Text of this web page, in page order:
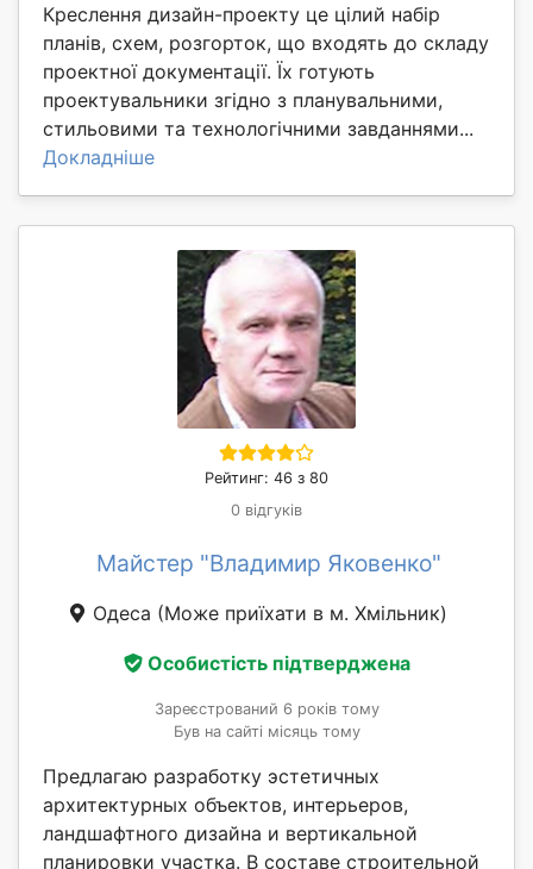
Креслення дизайн-проекту це цілий набір
планів, схем, розгорток, що входять до складу
проектної документації. Їх готують
проектувальники згідно з планувальними,
стильовими та технологічними завданнями...
Докладніше
Рейтинг: 46 з 80
0 відгуків
Майстер "Владимир Яковенко"
Одеса (Може приїхати в м. Хмільник)
Особистість підтверджена
Зареєстрований 6 років тому
Був на сайті місяць тому
Предлагаю разработку эстетичных
архитектурных объектов, интерьеров,
ландшафтного дизайна и вертикальной
планировки участка. В составе строительной